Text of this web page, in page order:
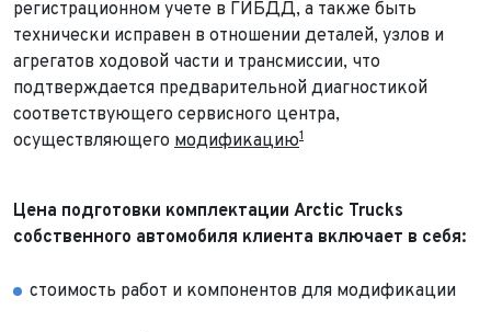
регистрационном учете в ГИБДД, а также быть
технически исправен в отношении деталей, узлов и
агрегатов ходовой части и трансмиссии, что
подтверждается предварительной диагностикой
соответствующего сервисного центра,
осуществляющего модификацию1
Цена подготовки комплектации Arctic Trucks
собственного автомобиля клиента включает в себя:
стоимость работ и компонентов для модификации